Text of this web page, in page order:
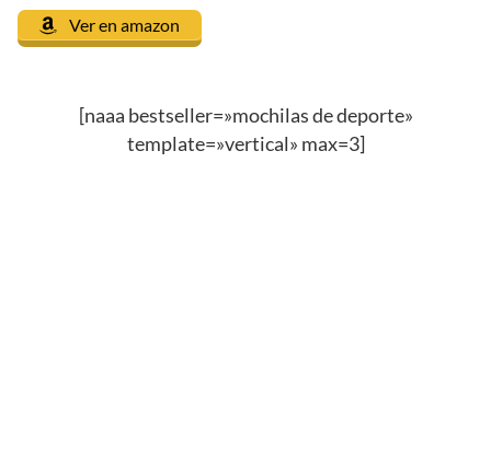
Ver en amazon
[naaa bestseller=»mochilas de deporte»
template=»vertical» max=3]